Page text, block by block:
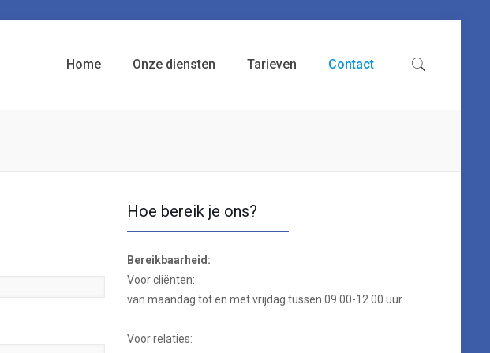
Home Onze diensten Tarieven Contact
Hoe bereik je ons?
Bereikbaarheid:
Voor cliënten:
van maandag tot en met vrijdag tussen 09.00-12.00 uur
Voor relaties: